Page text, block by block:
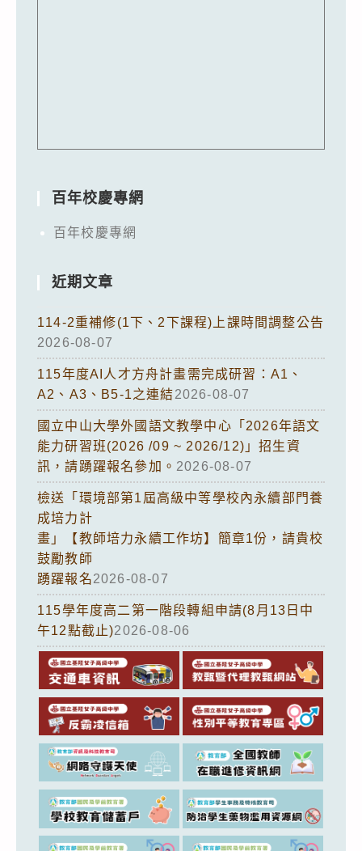
百年校慶專網
百年校慶專網
近期文章
114-2重補修(1下、2下課程)上課時間調整公告
2026-08-07
115年度AI人才方舟計畫需完成研習：A1、
A2、A3、B5-1之連結2026-08-07
國立中山大學外國語文教學中心「2026年語文
能力研習班(2026 /09 ~ 2026/12)」招生資
訊，請踴躍報名參加。 2026-08-07
檢送「環境部第1屆高級中等學校內永續部門養
成培力計
畫」【教師培力永續工作坊】簡章1份，請貴校
鼓勵教師
踴躍報名2026-08-07
115學年度高二第一階段轉組申請(8月13日中
午12點截止)2026-08-06